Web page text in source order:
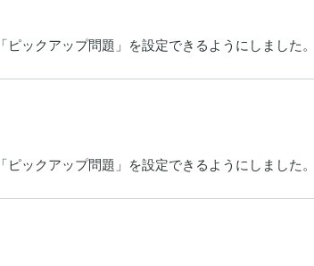
ックアップ問題」を設定できるようにしまし
ックアップ問題」を設定できるようにしまし